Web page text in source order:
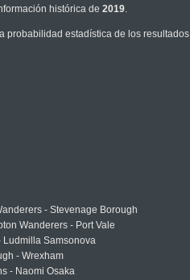
histórica de 2019.
probabilidad estadística de los resultados
- Stevenage Borough
Wanderers - Port Vale
Ludmilla Samsonova
- Wrexham
- Naomi Osaka